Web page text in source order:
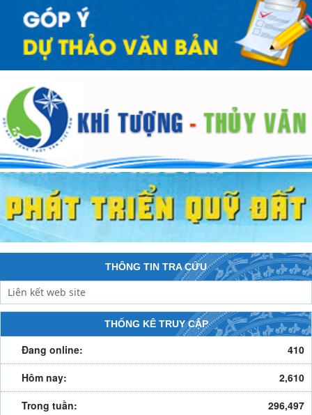
THÔNG TIN TRA CỨU
THỐNG KÊ TRUY CẬP
Đang online:
410
Hôm nay:
2,610
Trong tuần:
296,497